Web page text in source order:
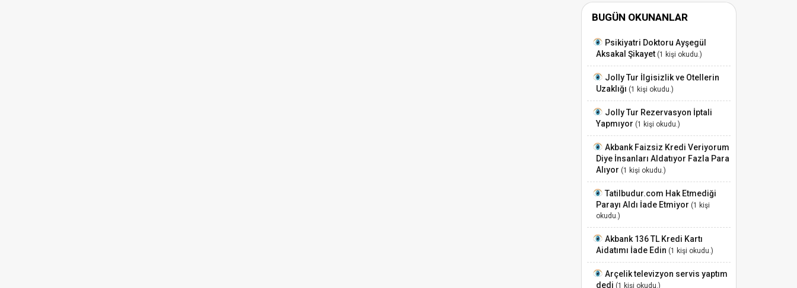
BUGÜN OKUNANLAR
Psikiyatri Doktoru Ayşegül
Aksakal Şikayet(1 kişi okudu.)
Jolly Tur İlgisizlik ve Otellerin
Uzaklığı (1 kişi okudu.)
Jolly Tur Rezervasyon İptali
Yapmıyor (1 kişi okudu.)
Akbank Faizsiz Kredi Veriyorum
Diye İnsanları Aldatıyor Fazla Para
Alıyor (1 kişi okudu.)
Tatilbudur.com Hak Etmediği
Parayı Aldı İade Etmiyor (1 kişi
okudu.)
Akbank 136 TL Kredi Kartı
Aidatımı İade Edin (1 kişi okudu.)
Arçelik televizyon servis yaptım
dedi (1 kişi okudu.)